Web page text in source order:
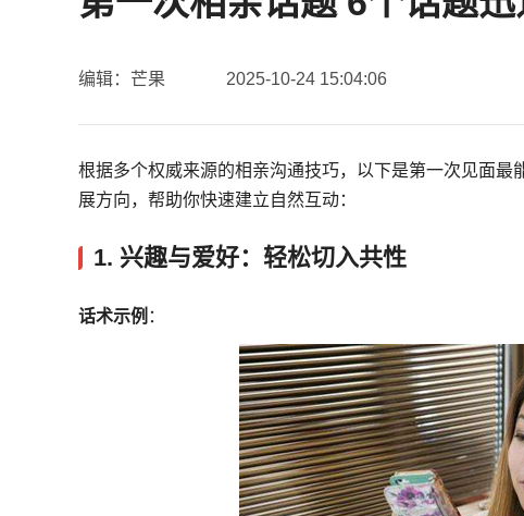
编辑：芒果 2025-10-24 15:04:06
根据多个权威来源的相亲沟通技巧，以下是第一次见面
展方向，帮助你快速建立自然互动：
1. 兴趣与爱好：轻松切入共性
话术示例 ：